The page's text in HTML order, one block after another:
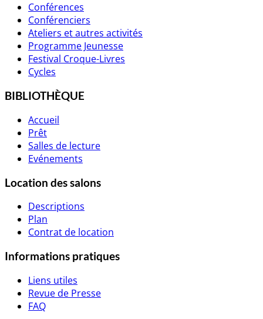
Conférences
Conférenciers
Ateliers et autres activités
Programme Jeunesse
Festival Croque-Livres
Cycles
BIBLIOTHÈQUE
Accueil
Prêt
Salles de lecture
Evénements
Location des salons
Descriptions
Plan
Contrat de location
Informations pratiques
Liens utiles
Revue de Presse
FAQ